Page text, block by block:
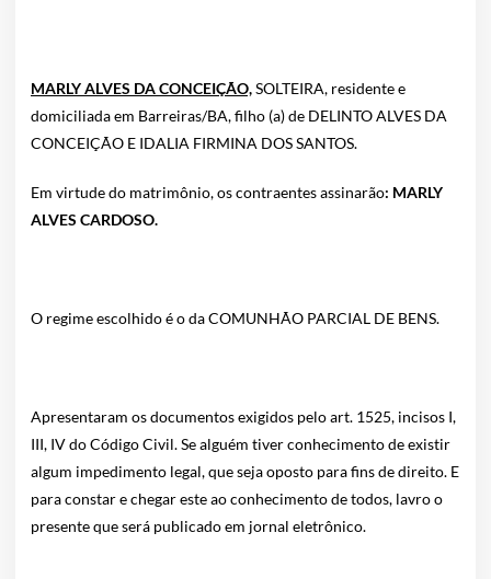
MARLY ALVES DA CONCEIÇÃO,SOLTEIRA, residente e
domiciliada em Barreiras/BA, filho (a) de DELINTO ALVES DA
CONCEIÇÃO E IDALIA FIRMINA DOS SANTOS.
Em virtude do matrimônio, os contraentes assinarão: MARLY
ALVES CARDOSO.
O regime escolhido é o da COMUNHÃO PARCIAL DE BENS.
Apresentaram os documentos exigidos pelo art. 1525, incisos I,
III, IV do Código Civil. Se alguém tiver conhecimento de existir
algum impedimento legal, que seja oposto para fins de direito. E
para constar e chegar este ao conhecimento de todos, lavro o
presente que será publicado em jornal eletrônico.